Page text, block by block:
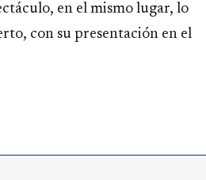
en el mismo lugar, lo
con su presentación en el